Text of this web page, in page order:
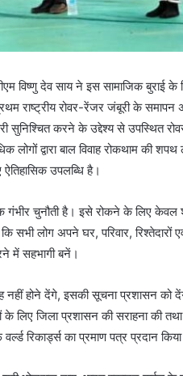
विष्णु देव साय ने इस सामाजिक बुराई के
राष्ट्रीय रोवर-रेंजर जंबूरी के समापन
सुनिश्चित करने के उद्देश्य से उपस्थित
द्वारा बाल विवाह रोकथाम की
उपलब्धि है।
गंभीर चुनौती है। इसे रोकने के लिए
सभी लोग अपने घर, परिवार, रिश्तेदारों
में सहभागी बनें।
नहीं होने देंगे, इसकी सूचना प्रशासन
के लिए जिला प्रशासन की सराहना की
रिकार्ड्स का प्रमाण पत्र प्रदान